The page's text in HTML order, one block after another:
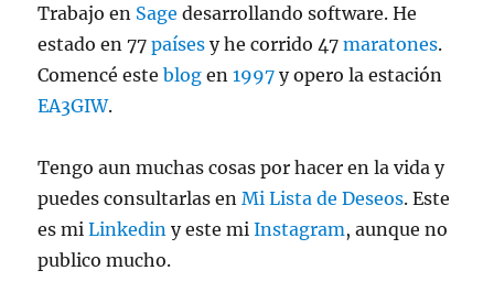
Trabajo en Sage desarrollando software. He
estado en 77países y he corrido 47maratones.
Comencé esteblog en1997 y opero la estación
EA3GIW.
Tengo aun muchas cosas por hacer en la vida y
puedes consultarlas enMi Lista de Deseos. Este
es miLinkedin y este miInstagram, aunque no
publico mucho.